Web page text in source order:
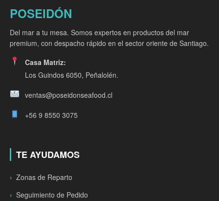
POSEIDÓN
Del mar a tu mesa. Somos expertos en productos del mar
premium, con despacho rápido en el sector oriente de Santiago.
Casa Matriz:
Los Guindos 6050, Peñalolén.
ventas@poseidonseafood.cl
+56 9 8550 3075
TE AYUDAMOS
Zonas de Reparto
Seguimiento de Pedido